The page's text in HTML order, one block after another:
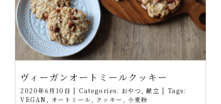
ヴィーガンオートミールクッキー
2020年6月10日 | Categories: おやつ 献立 | Tags:
VEGAN
オートミール クッキー 小麦粉